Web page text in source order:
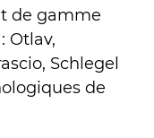
de gamme
Otlav,
Schlegel
de